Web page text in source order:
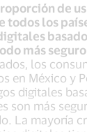
de
todos los
más
los
en México y
digitales
son más
La mayoría